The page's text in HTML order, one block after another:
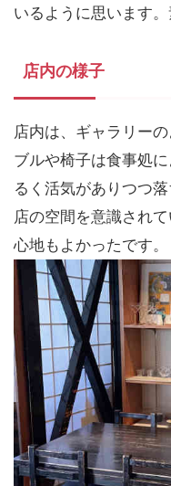
いるように思います。
店内の様子
店内は、ギャラリー
ブルや椅子は食事処
るく活気がありつつ
店の空間を意識され
心地もよかったです。